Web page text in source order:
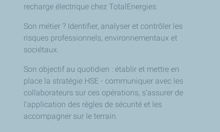
recharge électrique chez TotalEnergies.
Son métier ? Identifier, analyser et contrôler les
risques professionnels, environnementaux et
sociétaux.
Son objectif au quotidien : établir et mettre en
place la stratégie HSE - communiquer avec les
collaborateurs sur ces opérations, s’assurer de
l’application des règles de sécurité et les
accompagner sur le terrain.